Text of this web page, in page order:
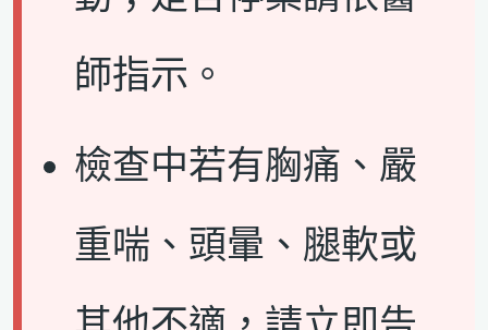
師指示。
檢查中若有胸痛、嚴
重喘、頭暈、腿軟或